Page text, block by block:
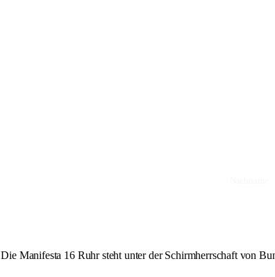
Die Manifesta 16 Ruhr steht unter der Schirmherrschaft von